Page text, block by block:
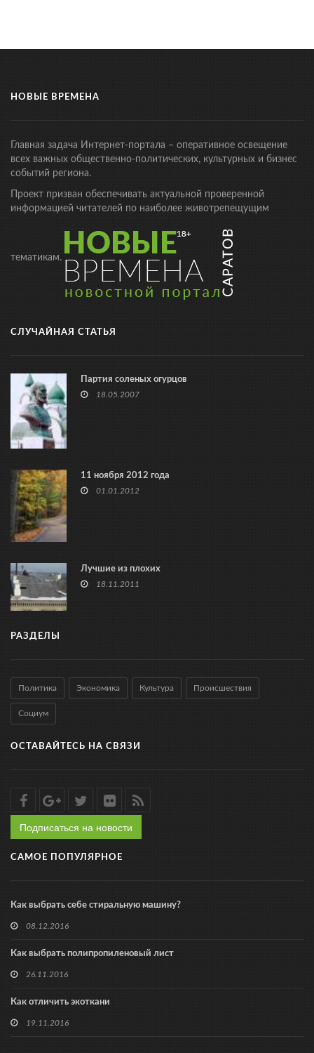
НОВЫЕ ВРЕМЕНА
Главная задача Интернет-портала – оперативное освещение
всех важных общественно-политических, культурных и бизнес
событий региона.
Проект призван обеспечивать актуальной проверенной
информацией читателей по наиболее животрепещущим
тематикам.
СЛУЧАЙНАЯ СТАТЬЯ
Партия соленых огурцов
18.05.2007
11 ноября 2012 года
01.01.2012
Лучшие из плохих
18.11.2011
РАЗДЕЛЫ
Политика Экономика Культура Происшествия
Социум
ОСТАВАЙТЕСЬ НА СВЯЗИ
Подписаться на новости
САМОЕ ПОПУЛЯРНОЕ
Как выбрать себе стиральную машину?
08.12.2016
Как выбрать полипропиленовый лист
26.11.2016
Как отличить экоткани
19.11.2016